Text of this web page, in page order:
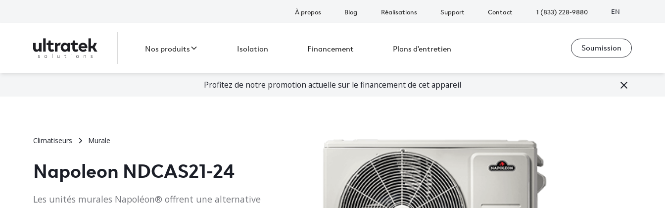
À propos Blog Réalisations Support Contact 1 (833) 228-9880 EN
Nos produits Isolation Financement Plans d'entretien Soumission
Profitez de notre promotion actuelle sur le financement de cet appareil
Climatiseurs Murale
Napoleon NDCAS21-24
Les unités murales Napoléon® offrent une alternative